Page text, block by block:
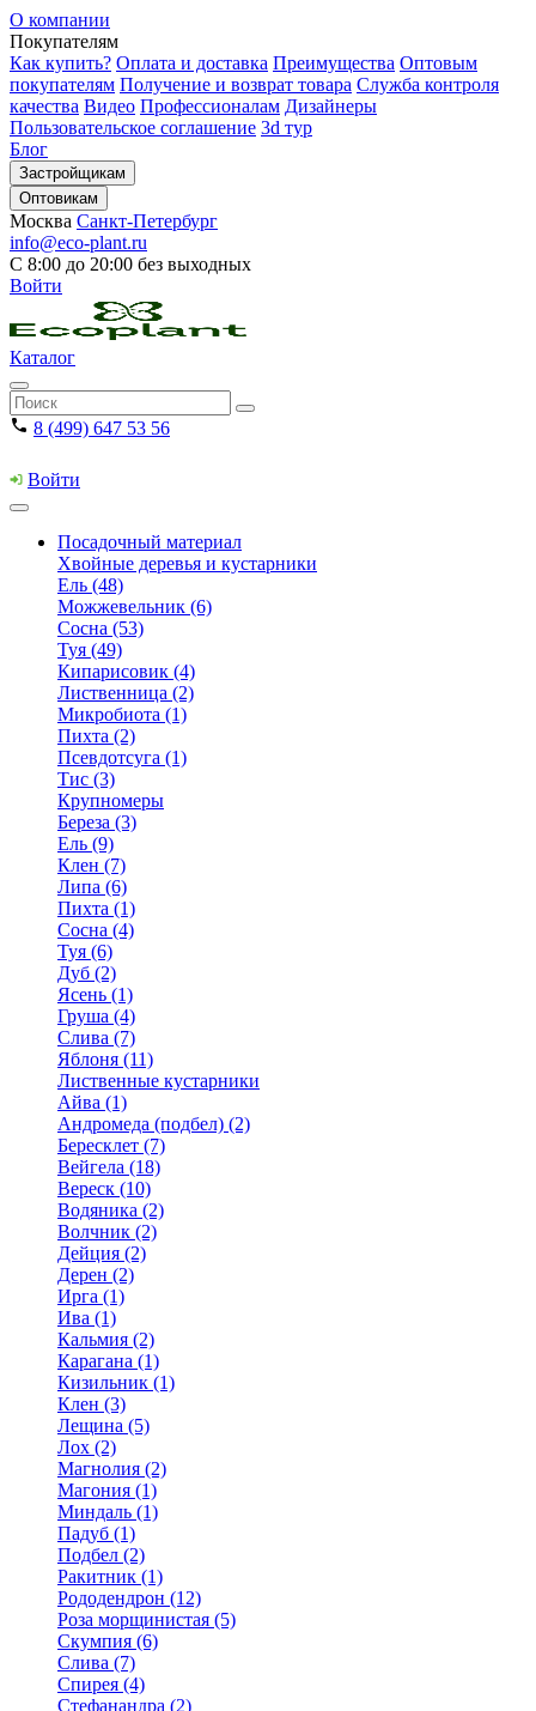
О компании
Покупателям
Как купить? Оплата и доставка Преимущества Оптовым
покупателям Получение и возврат товара Служба контроля
качества Видео Профессионалам Дизайнеры
Пользовательское соглашение 3d тур
Блог
Застройщикам
Оптовикам
Москва Санкт-Петербург
info@eco-plant.ru
С 8:00 до 20:00 без выходных
Войти
Каталог
8 (499) 647 53 56
Войти
Посадочный материал
Хвойные деревья и кустарники
Ель (48)
Можжевельник (6)
Сосна (53)
Туя (49)
Кипарисовик (4)
Лиственница (2)
Микробиота (1)
Пихта (2)
Псевдотсуга (1)
Тис (3)
Крупномеры
Береза (3)
Ель (9)
Клен (7)
Липа (6)
Пихта (1)
Сосна (4)
Туя (6)
Дуб (2)
Ясень (1)
Груша (4)
Слива (7)
Яблоня (11)
Лиственные кустарники
Айва (1)
Андромеда (подбел) (2)
Бересклет (7)
Вейгела (18)
Вереск (10)
Водяника (2)
Волчник (2)
Дейция (2)
Дерен (2)
Ирга (1)
Ива (1)
Кальмия (2)
Карагана (1)
Кизильник (1)
Клен (3)
Лещина (5)
Лох (2)
Магнолия (2)
Магония (1)
Миндаль (1)
Падуб (1)
Подбел (2)
Ракитник (1)
Рододендрон (12)
Роза морщинистая (5)
Скумпия (6)
Слива (7)
Спирея (4)
Стефанандра (2)